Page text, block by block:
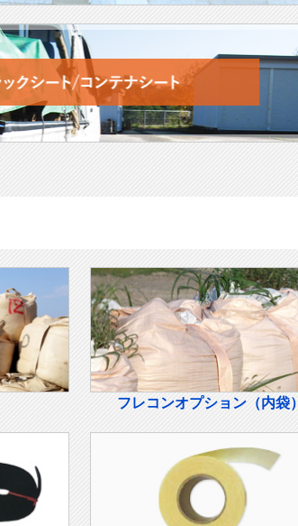
フレコンオプション（内袋）